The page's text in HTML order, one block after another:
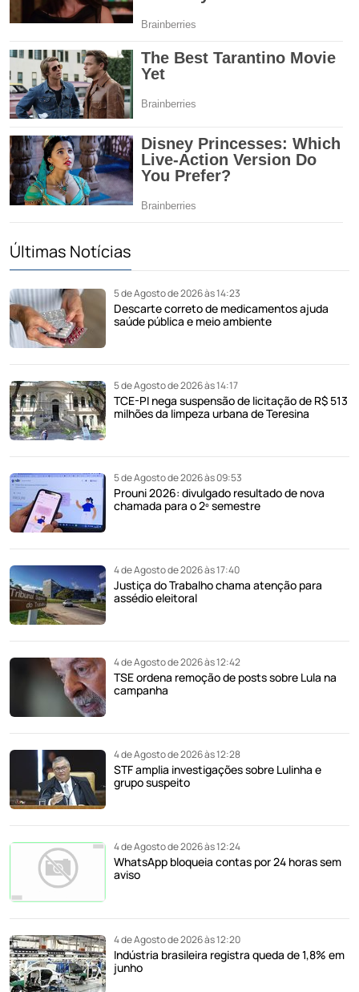
Últimas Notícias
5 de Agosto de 2026 às 14:23
Descarte correto de medicamentos ajuda
saúde pública e meio ambiente
5 de Agosto de 2026 às 14:17
TCE-PI nega suspensão de licitação de R$ 513
milhões da limpeza urbana de Teresina
5 de Agosto de 2026 às 09:53
Prouni 2026: divulgado resultado de nova
chamada para o 2º semestre
4 de Agosto de 2026 às 17:40
Justiça do Trabalho chama atenção para
assédio eleitoral
4 de Agosto de 2026 às 12:42
TSE ordena remoção de posts sobre Lula na
campanha
4 de Agosto de 2026 às 12:28
STF amplia investigações sobre Lulinha e
grupo suspeito
4 de Agosto de 2026 às 12:24
WhatsApp bloqueia contas por 24 horas sem
aviso
4 de Agosto de 2026 às 12:20
Indústria brasileira registra queda de 1,8% em
junho